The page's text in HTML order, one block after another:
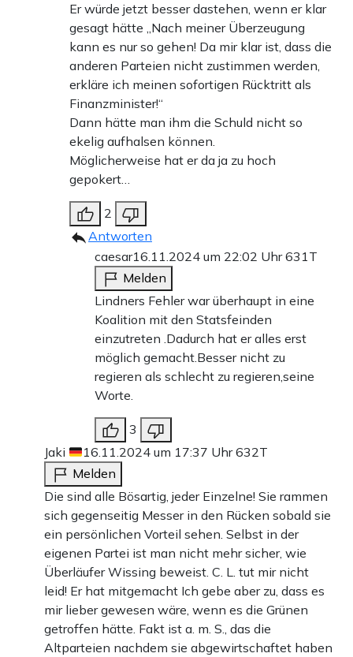
Er würde jetzt besser dastehen, wenn er klar
gesagt hätte „Nach meiner Überzeugung
kann es nur so gehen! Da mir klar ist, dass die
anderen Parteien nicht zustimmen werden,
erkläre ich meinen sofortigen Rücktritt als
Finanzminister!“
Dann hätte man ihm die Schuld nicht so
ekelig aufhalsen können.
Möglicherweise hat er da ja zu hoch
gepokert…
2
Antworten
caesar16.11.2024 um 22:02 Uhr631T
Melden
Lindners Fehler war überhaupt in eine
Koalition mit den Statsfeinden
einzutreten .Dadurch hat er alles erst
möglich gemacht.Besser nicht zu
regieren als schlecht zu regieren,seine
Worte.
3
Jaki
16.11.2024 um 17:37 Uhr632T
Melden
Die sind alle Bösartig, jeder Einzelne! Sie rammen
sich gegenseitig Messer in den Rücken sobald sie
ein persönlichen Vorteil sehen. Selbst in der
eigenen Partei ist man nicht mehr sicher, wie
Überläufer Wissing beweist. C. L. tut mir nicht
leid! Er hat mitgemacht Ich gebe aber zu, dass es
mir lieber gewesen wäre, wenn es die Grünen
getroffen hätte. Fakt ist a. m. S., das die
Altparteien nachdem sie abgewirtschaftet haben